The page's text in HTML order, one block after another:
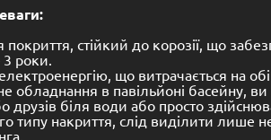
стійкий до корозії, що
3 роки.
що витрачається на
обладнання в павільйоні басейну,
друзів біля води або просто
типу накриття, слід виділити